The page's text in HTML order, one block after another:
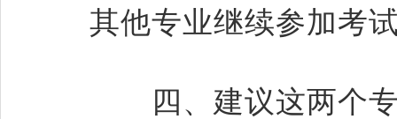
其他专业继续参加考
四、建议这两个专